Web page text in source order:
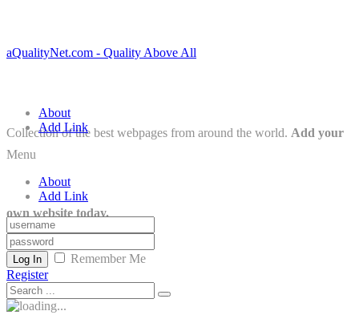
aQualityNet.com - Quality Above All
Collection of the best webpages from around the world. Add your
own website today.
About
Add Link
Menu
About
Add Link
Log In
Remember Me
Register